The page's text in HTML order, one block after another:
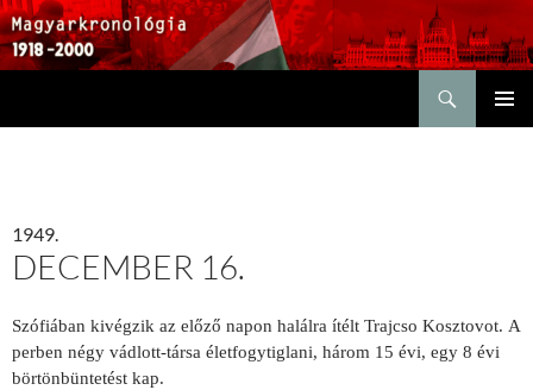
1949.
DECEMBER 16.
Szófiában kivégzik az előző napon halálra ítélt Trajcso Kosztovot. A
perben négy vádlott-társa életfogytiglani, három 15 évi, egy 8 évi
börtönbüntetést kap.